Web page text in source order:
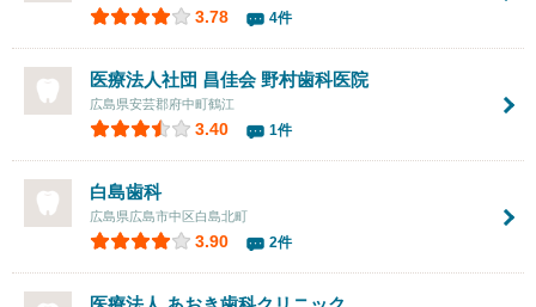
3.78 4件
医療法人社団 昌佳会 野村歯科医院
広島県安芸郡府中町鶴江
3.40 1件
白島歯科
広島県広島市中区白島北町
3.90 2件